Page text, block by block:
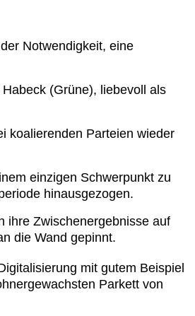
Notwendigkeit, eine
(Grüne), liebevoll als
koalierenden Parteien wieder
einzigen Schwerpunkt zu
hinausgezogen.
ihre Zwischenergebnisse auf
die Wand gepinnt.
mit gutem Beispiel
Parkett von